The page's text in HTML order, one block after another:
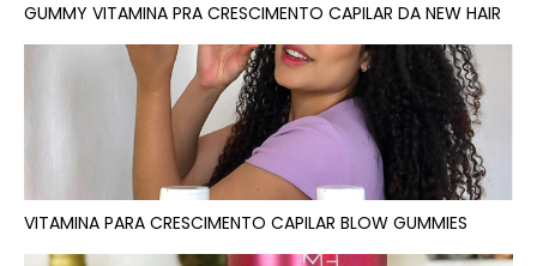
GUMMY VITAMINA PRA CRESCIMENTO CAPILAR DA NEW HAIR
VITAMINA PARA CRESCIMENTO CAPILAR BLOW GUMMIES